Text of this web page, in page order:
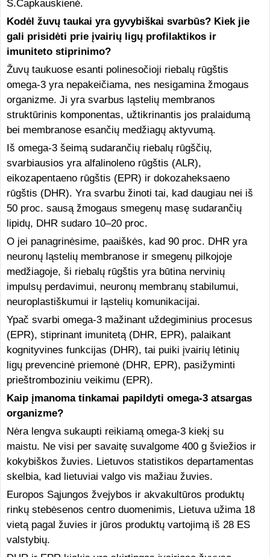
S.Čapkauskienė.
Kodėl žuvų taukai yra gyvybiškai svarbūs? Kiek jie
gali prisidėti prie įvairių ligų profilaktikos ir
imuniteto stiprinimo?
Žuvų taukuose esanti polinesočioji riebalų rūgštis
omega-3 yra nepakeičiama, nes nesigamina žmogaus
organizme. Ji yra svarbus ląstelių membranos
struktūrinis komponentas, užtikrinantis jos pralaidumą
bei membranose esančių medžiagų aktyvumą.
Iš omega-3 šeimą sudarančių riebalų rūgščių,
svarbiausios yra alfalinoleno rūgštis (ALR),
eikozapentaeno rūgštis (EPR) ir dokozaheksaeno
rūgštis (DHR). Yra svarbu žinoti tai, kad daugiau nei iš
50 proc. sausą žmogaus smegenų masę sudarančių
lipidų, DHR sudaro 10–20 proc.
O jei panagrinėsime, paaiškės, kad 90 proc. DHR yra
neuronų ląstelių membranose ir smegenų pilkojoje
medžiagoje, ši riebalų rūgštis yra būtina nervinių
impulsų perdavimui, neuronų membranų stabilumui,
neuroplastiškumui ir ląstelių komunikacijai.
Ypač svarbi omega-3 mažinant uždegiminius procesus
(EPR), stiprinant imunitetą (DHR, EPR), palaikant
kognityvines funkcijas (DHR), tai puiki įvairių lėtinių
ligų prevencinė priemonė (DHR, EPR), pasižyminti
prieštromboziniu veikimu (EPR).
Kaip įmanoma tinkamai papildyti omega-3 atsargas
organizme?
Nėra lengva sukaupti reikiamą omega-3 kiekį su
maistu. Ne visi per savaitę suvalgome 400 g šviežios ir
kokybiškos žuvies. Lietuvos statistikos departamentas
skelbia, kad lietuviai valgo vis mažiau žuvies.
Europos Sąjungos žvejybos ir akvakultūros produktų
rinkų stebėsenos centro duomenimis, Lietuva užima 18
vietą pagal žuvies ir jūros produktų vartojimą iš 28 ES
valstybių.